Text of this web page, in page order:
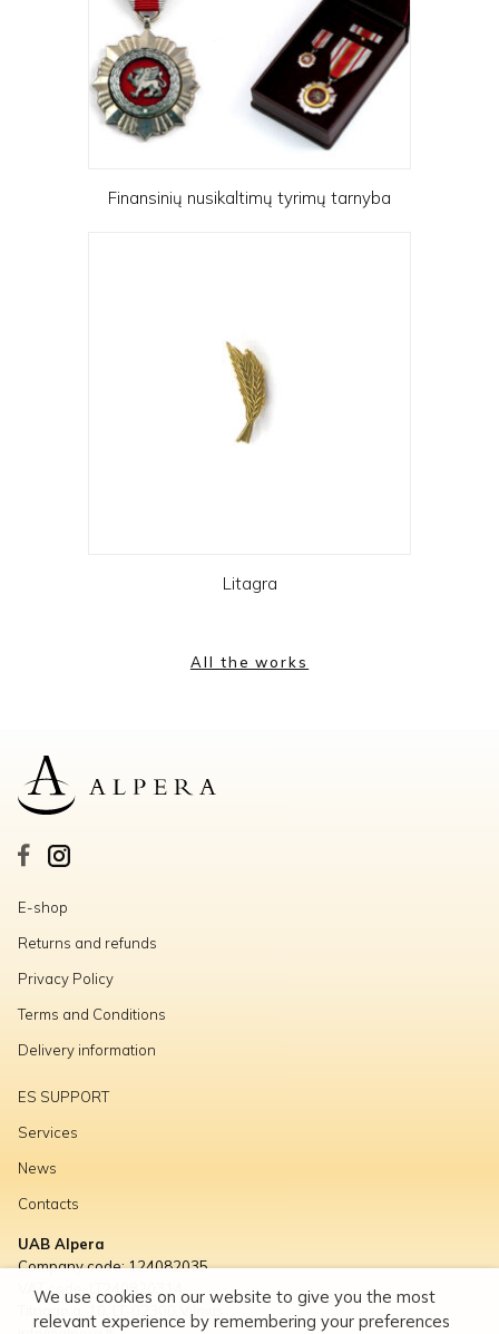
Finansinių nusikaltimų tyrimų tarnyba
Litagra
All the works
E-shop
Returns and refunds
Privacy Policy
Terms and Conditions
Delivery information
ES SUPPORT
Services
News
Contacts
UAB Alpera
Company code: 124082035
VAT code: LT240820314
Titnago g. 10, LT-02300 Vilnius
We use cookies on our website to give you the most
relevant experience by remembering your preferences